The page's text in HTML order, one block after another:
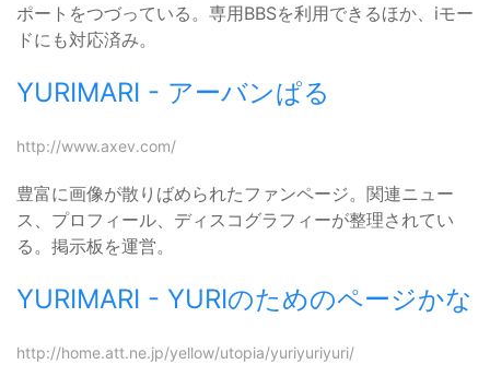
ポートをつづっている。専用BBSを利用できるほか、iモー
ドにも対応済み。
YURIMARI - アーバンぱる
http://www.axev.com/
豊富に画像が散りばめられたファンページ。関連ニュー
ス、プロフィール、ディスコグラフィーが整理されてい
る。掲示板を運営。
YURIMARI - YURIのためのページかな
http://home.att.ne.jp/yellow/utopia/yuriyuriyuri/